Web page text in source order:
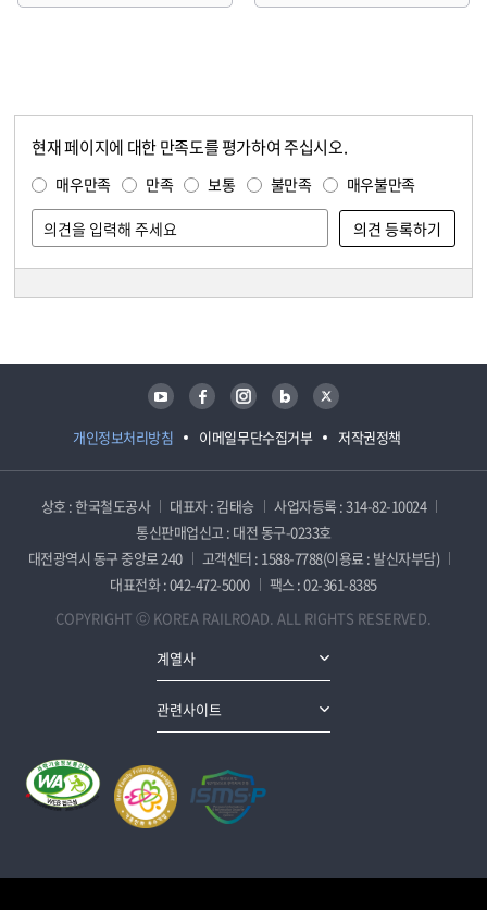
현재 페이지에 대한 만족도를 평가하여 주십시오.
매우만족 만족 보통 불만족 매우불만족
개인정보처리방침 이메일무단수집거부 저작권정책
유튜브 페이스북 인스타그램 블로그 트위터
상호 : 한국철도공사 대표자 : 김태승
사업자등록 : 314-82-10024
통신판매업신고 : 대전 동구-0233호
대전광역시 동구 중앙로 240
고객센터 : 1588-7788(이용료 : 발신자부담)
대표전화 : 042-472-5000
팩스 : 02-361-8385
COPYRIGHT ⓒ KOREA RAILROAD. ALL RIGHTS RESERVED.
계열사
관련사이트